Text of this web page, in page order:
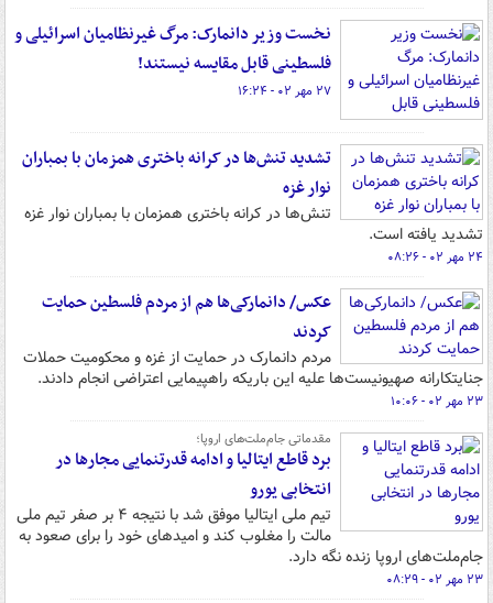
نخست وزیر دانمارک: مرگ غیرنظامیان اسرائیلی و
فلسطینی قابل مقایسه نیستند!
۲۷ مهر ۰۲ - ۱۶:۲۴
تشدید تنش‌ها در کرانه باختری همزمان با بمباران
نوار غزه
تنش‌ها در کرانه باختری همزمان با بمباران نوار غزه
تشدید یافته است.
۲۴ مهر ۰۲ - ۰۸:۲۶
عکس/ دانمارکی‌ها هم از مردم فلسطین حمایت
کردند
مردم دانمارک در حمایت از غزه و محکومیت حملات
جنایتکارانه صهیونیست‌ها علیه این باریکه راهپیمایی اعتراضی انجام دادند.
۲۳ مهر ۰۲ - ۱۰:۰۶
مقدماتی جام‌ملت‌های اروپا؛
برد قاطع ایتالیا و ادامه قدرتنمایی مجارها در
انتخابی یورو
تیم ملی ایتالیا موفق شد با نتیجه ۴ بر صفر تیم ملی
مالت را مغلوب کند و امیدهای خود را برای صعود به
جام‌ملت‌های اروپا زنده نگه دارد.
۲۳ مهر ۰۲ - ۰۸:۲۹